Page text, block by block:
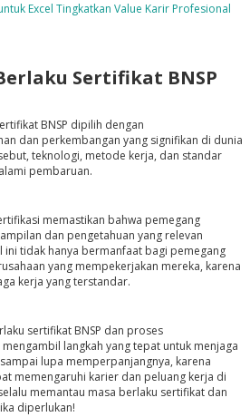
Excel Tingkatkan Value Karir Profesional
Sertifikat BNSP
BNSP dipilih dengan
dan perkembangan yang signifikan di dunia
teknologi, metode kerja, dan standar
pembaruan.
memastikan bahwa pemegang
dan pengetahuan yang relevan
ini tidak hanya bermanfaat bagi pemegang
yang mempekerjakan mereka, karena
kerja yang terstandar.
sertifikat BNSP dan proses
langkah yang tepat untuk menjaga
lupa memperpanjangnya, karena
memengaruhi karier dan peluang kerja di
memantau masa berlaku sertifikat dan
diperlukan!